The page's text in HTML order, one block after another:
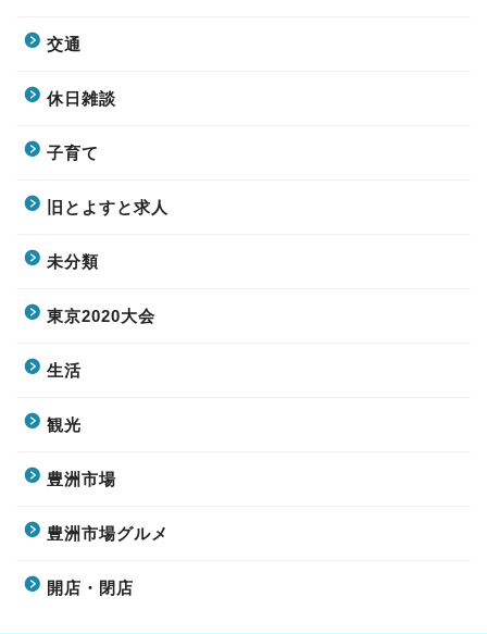
交通
休日雑談
子育て
旧とよすと求人
未分類
東京2020大会
生活
観光
豊洲市場
豊洲市場グルメ
開店・閉店